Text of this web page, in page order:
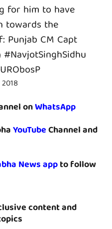
for him to have
towards the
Punjab CM Capt
#NavjotSinghSidhu
onWhatsApp
YouTubeChannel and
News appto follow
content and